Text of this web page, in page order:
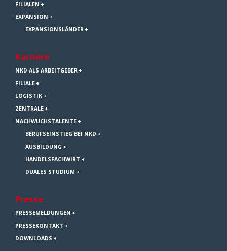
FILIALEN
EXPANSION
EXPANSIONSLÄNDER
Karriere
NKD ALS ARBEITGEBER
FILIALE
LOGISTIK
ZENTRALE
NACHWUCHSTALENTE
BERUFSEINSTIEG BEI NKD
AUSBILDUNG
HANDELSFACHWIRT
DUALES STUDIUM
Presse
PRESSEMELDUNGEN
PRESSEKONTAKT
DOWNLOADS